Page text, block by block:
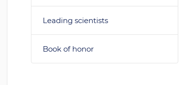
Leading scientists
Book of honor